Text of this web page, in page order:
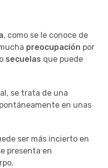
, como se le conoce de
preocupación por
o secuelas que puede
se trata de una
en unas
ser más incierto en
presenta en